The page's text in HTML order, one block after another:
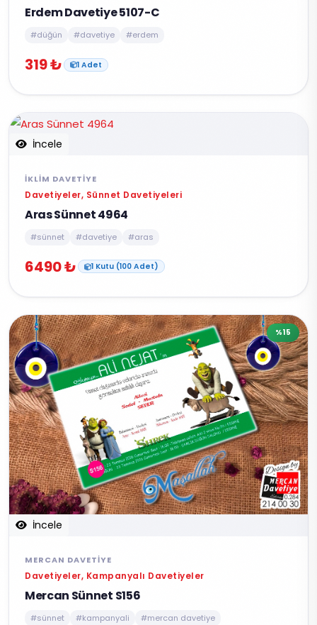
Erdem Davetiye 5107-C
#düğün #davetiye #erdem
319 ₺ 1 Adet
İncele
İKLIM DAVETIYE
Davetiyeler, Sünnet Davetiyeleri
Aras Sünnet 4964
#sünnet #davetiye #aras
6490 ₺ 1 Kutu (100 Adet)
İncele
%15
MERCAN DAVETIYE
Davetiyeler, Kampanyalı Davetiyeler
Mercan Sünnet S156
#sünnet #kampanyali #mercan davetiye